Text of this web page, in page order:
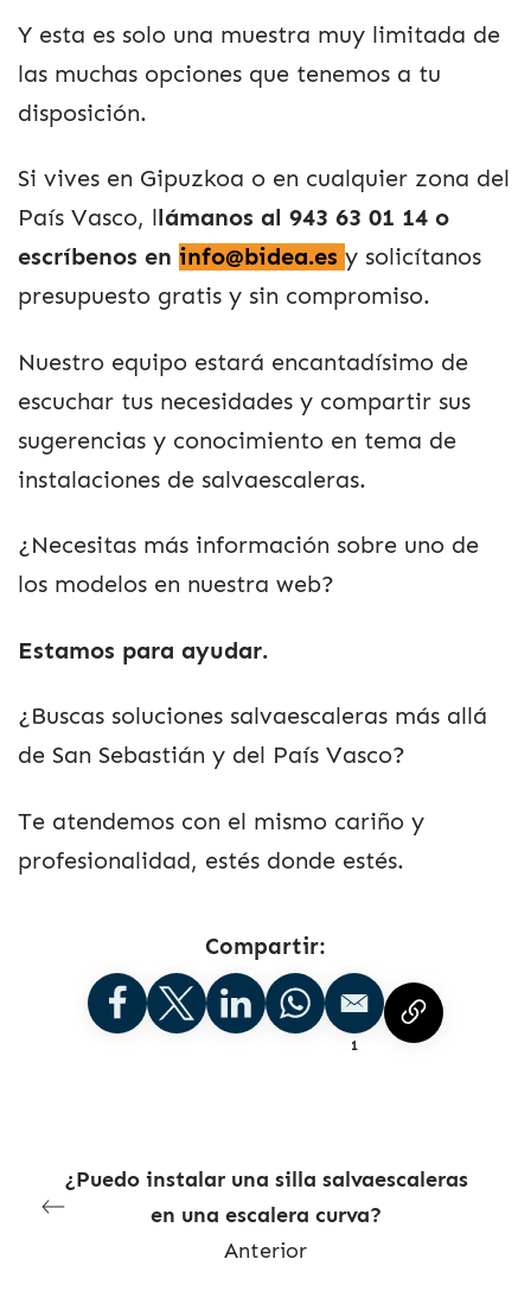
Y esta es solo una muestra muy limitada de
las muchas opciones que tenemos a tu
disposición.
Si vives en Gipuzkoa o en cualquier zona del
País Vasco, llámanos al 943 63 01 14 o
escríbenos en info@bidea.es y solicítanos
presupuesto gratis y sin compromiso.
Nuestro equipo estará encantadísimo de
escuchar tus necesidades y compartir sus
sugerencias y conocimiento en tema de
instalaciones de salvaescaleras.
¿Necesitas más información sobre uno de
los modelos en nuestra web?
Estamos para ayudar.
¿Buscas soluciones salvaescaleras más allá
de San Sebastián y del País Vasco?
Te atendemos con el mismo cariño y
profesionalidad, estés donde estés.
Compartir:
1
¿Puedo instalar una silla salvaescaleras
en una escalera curva?
Anterior